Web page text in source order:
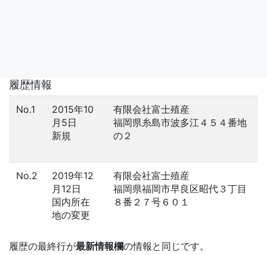
履歴情報
No.1
2015年10
月5日
新規
有限会社富士殖産
福岡県糸島市波多江４５４番地
の２
No.2
2019年12
月12日
国内所在
地の変更
有限会社富士殖産
福岡県福岡市早良区昭代３丁目
８番２７号６０１
履歴の最終行が最新情報欄の情報と同じです。